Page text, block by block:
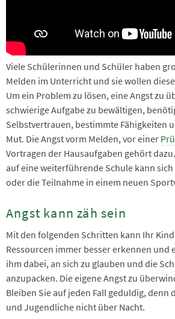
Viele Schülerinnen und Schüler haben
Melden im Unterricht und sie wollen
Um ein Problem zu lösen, eine Angst zu
schwierige Aufgabe zu bewältigen,
Selbstvertrauen, bestimmte Fähigkeiten
Mut. Die Angst vorm Melden, vor einer
Vortragen der Hausaufgaben gehört
auf eine weiterführende Schule kann
oder die Teilnahme in einem neuen
Angst kann zäh sein
Mit den folgenden Schritten kann Ihr
Ressourcen immer besser erkennen und
ihm dabei, an sich zu glauben und die
anzupacken. Die eigene Angst zu
Bleiben Sie auf jeden Fall geduldig, denn
und Jugendliche nicht über Nacht.